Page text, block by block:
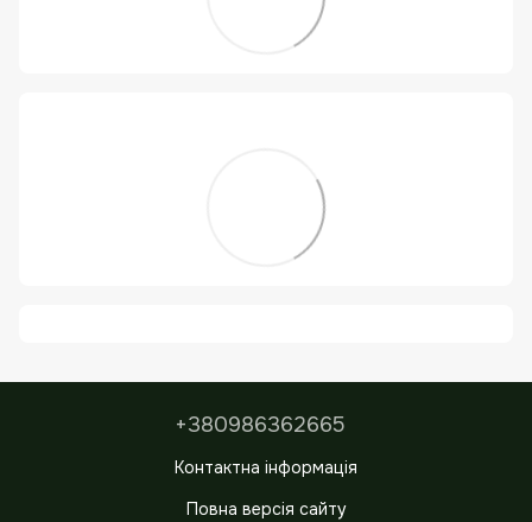
+380986362665
Контактна інформація
Повна версія сайту